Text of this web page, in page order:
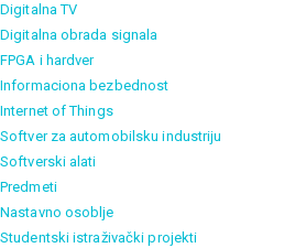
Digitalna TV
Digitalna obrada signala
FPGA i hardver
Informaciona bezbednost
Internet of Things
Softver za automobilsku industriju
Softverski alati
Predmeti
Nastavno osoblje
Studentski istraživački projekti